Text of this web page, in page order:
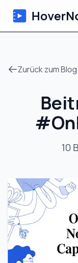
Zurück zum Blog
#
10